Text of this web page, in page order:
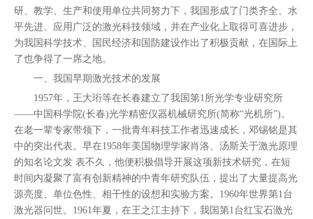
研、教学、生产和使用单位共同努力下，我国形成了门类齐全、水
平先进、应用广泛的激光科技领域，并在产业化上取得可喜进步，
为我国科学技术、国民经济和国防建设作出了积极贡献，在国际上
了也争得了一席之地。
一、我国早期激光技术的发展
1957年，王大珩等在长春建立了我国第1所光学专业研究所
——中国科学院(长春)光学精密仪器机械研究所(简称“光机所”)。
在老一辈专家带领下，一批青年科技工作者迅速成长，邓锡铭是其
中的突出代表。早在1958年美国物理学家肖洛、汤斯关于激光原理
的知名论文发 表不久，他便积极倡导开展这项新技术研究，在短
时间内凝聚了富有创新精神的中青年研究队伍，提出了大量提高光
源亮度、单位色性、相干性的设想和实验方案。1960年世界第1台
激光器问世。1961年夏，在王之江主持下，我国第1台红宝石激光